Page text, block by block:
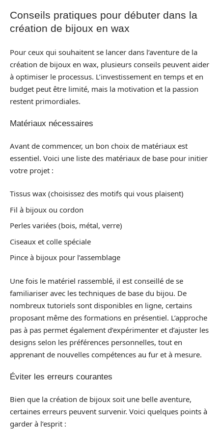
Conseils pratiques pour débuter dans la
création de bijoux en wax
Pour ceux qui souhaitent se lancer dans l’aventure de la
création de bijoux en wax, plusieurs conseils peuvent aider
à optimiser le processus. L’investissement en temps et en
budget peut être limité, mais la motivation et la passion
restent primordiales.
Matériaux nécessaires
Avant de commencer, un bon choix de matériaux est
essentiel. Voici une liste des matériaux de base pour initier
votre projet :
Tissus wax (choisissez des motifs qui vous plaisent)
Fil à bijoux ou cordon
Perles variées (bois, métal, verre)
Ciseaux et colle spéciale
Pince à bijoux pour l’assemblage
Une fois le matériel rassemblé, il est conseillé de se
familiariser avec les techniques de base du bijou. De
nombreux tutoriels sont disponibles en ligne, certains
proposant même des formations en présentiel. L’approche
pas à pas permet également d’expérimenter et d’ajuster les
designs selon les préférences personnelles, tout en
apprenant de nouvelles compétences au fur et à mesure.
Éviter les erreurs courantes
Bien que la création de bijoux soit une belle aventure,
certaines erreurs peuvent survenir. Voici quelques points à
garder à l’esprit :